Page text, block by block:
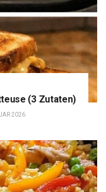
(3 Zutaten)
2026